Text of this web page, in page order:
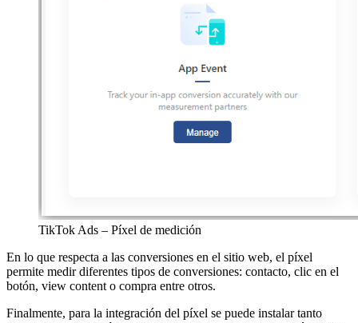
TikTok Ads – Píxel de medición
En lo que respecta a las conversiones en el sitio web, el píxel
permite medir diferentes tipos de conversiones: contacto, clic en el
botón, view content o compra entre otros.
Finalmente, para la integración del píxel se puede instalar tanto